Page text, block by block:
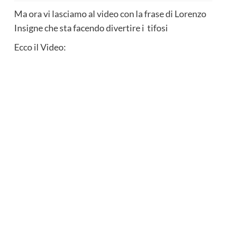
Ma ora vi lasciamo al video con la frase di Lorenzo
Insigne che sta facendo divertire i tifosi
Ecco il Video: